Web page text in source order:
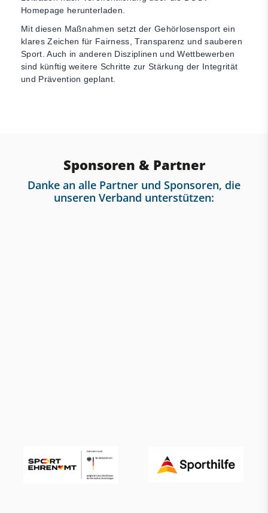
Homepage herunterladen.
Mit diesen Maßnahmen setzt der Gehörlosensport ein
klares Zeichen für Fairness, Transparenz und sauberen
Sport. Auch in anderen Disziplinen und Wettbewerben
sind künftig weitere Schritte zur Stärkung der Integrität
und Prävention geplant.
Sponsoren & Partner
Danke an alle Partner und Sponsoren, die
unseren Verband unterstützen: